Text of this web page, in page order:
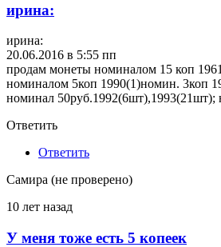
ирина:
ирина:
20.06.2016 в 5:55 пп
продам монеты номиналом 15 коп
номиналом 5коп 1990(1)номин. 3коп
номинал
Ответить
Ответить
Самира (не проверено)
10 лет назад
У меня тоже есть 5 копеек